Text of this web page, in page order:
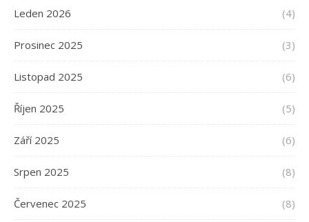
Leden 2026 (4)
Prosinec 2025 (3)
Listopad 2025 (6)
Říjen 2025 (5)
Září 2025 (6)
Srpen 2025 (8)
Červenec 2025 (8)